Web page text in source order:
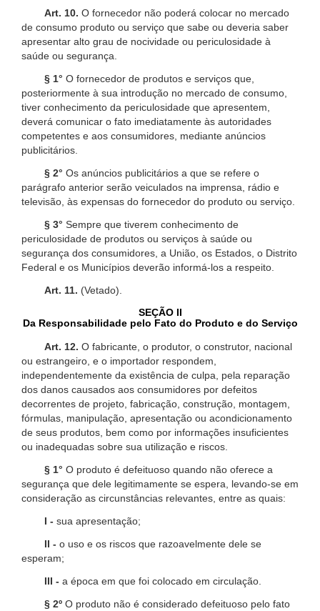
Art. 10. O fornecedor não poderá colocar no mercado
de consumo produto ou serviço que sabe ou deveria saber
apresentar alto grau de nocividade ou periculosidade à
saúde ou segurança.
§ 1° O fornecedor de produtos e serviços que,
posteriormente à sua introdução no mercado de consumo,
tiver conhecimento da periculosidade que apresentem,
deverá comunicar o fato imediatamente às autoridades
competentes e aos consumidores, mediante anúncios
publicitários.
§ 2° Os anúncios publicitários a que se refere o
parágrafo anterior serão veiculados na imprensa, rádio e
televisão, às expensas do fornecedor do produto ou serviço.
§ 3° Sempre que tiverem conhecimento de
periculosidade de produtos ou serviços à saúde ou
segurança dos consumidores, a União, os Estados, o Distrito
Federal e os Municípios deverão informá-los a respeito.
Art. 11. (Vetado).
SEÇÃO II
Da Responsabilidade pelo Fato do Produto e do Serviço
Art. 12. O fabricante, o produtor, o construtor, nacional
ou estrangeiro, e o importador respondem,
independentemente da existência de culpa, pela reparação
dos danos causados aos consumidores por defeitos
decorrentes de projeto, fabricação, construção, montagem,
fórmulas, manipulação, apresentação ou acondicionamento
de seus produtos, bem como por informações insuficientes
ou inadequadas sobre sua utilização e riscos.
§ 1° O produto é defeituoso quando não oferece a
segurança que dele legitimamente se espera, levando-se em
consideração as circunstâncias relevantes, entre as quais:
I - sua apresentação;
II - o uso e os riscos que razoavelmente dele se
esperam;
III - a época em que foi colocado em circulação.
§ 2º O produto não é considerado defeituoso pelo fato